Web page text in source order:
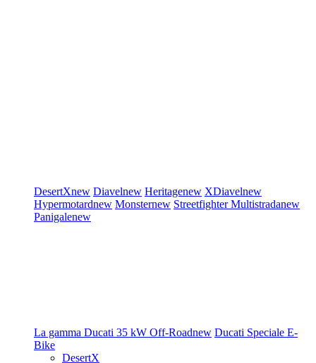
DesertXnew Diavelnew Heritagenew XDiavelnew
Hypermotardnew Monsternew StreetfighterMultistradanew
Panigalenew
La gamma Ducati 35 kW Off-Roadnew Ducati Speciale E-
Bike
DesertX